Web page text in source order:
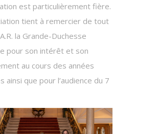
est particulièrement fière.
tient à remercier de tout
la Grande-Duchesse
pour son intérêt et son
au cours des années
ainsi que pour l’audience du 7